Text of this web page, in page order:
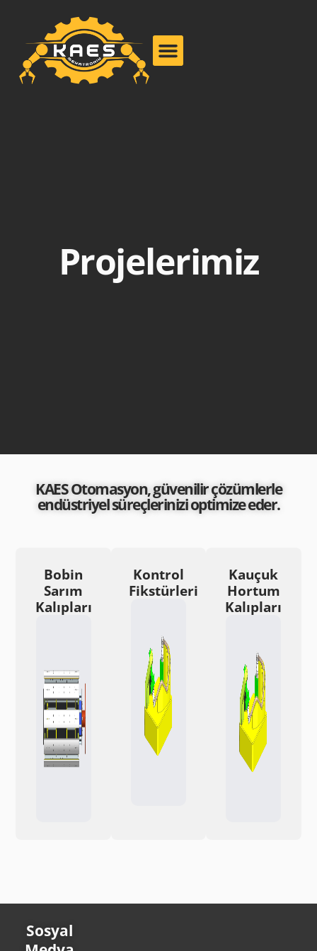
Projelerimiz
KAES Otomasyon, güvenilir çözümlerle
endüstriyel süreçlerinizi optimize eder.
Bobin
Sarım
Kalıpları
Kontrol
Fikstürleri
Kauçuk
Hortum
Kalıpları
Sosyal